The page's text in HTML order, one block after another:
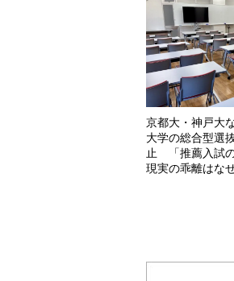
京都大・神戸大
大学の総合型選
止 「推薦入試
現実の乖離はな